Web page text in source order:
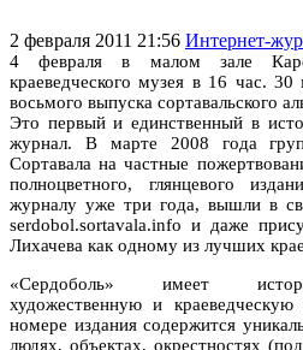
2 февраля 2011 21:56 Интернет-
4 февраля в малом зале
краеведческого музея в 16 час. 30
восьмого выпуска сортавальского
Это первый и единственный в
журнал. В марте 2008 года
Сортавала на частные
полноцветного, глянцевого
журналу уже три года, вышли в
serdobol.sortavala.info и даже
Лихачева как одному из лучших
«Сердоболь» имеет
художественную и
номере издания содержится
людях, объектах, окрестностях